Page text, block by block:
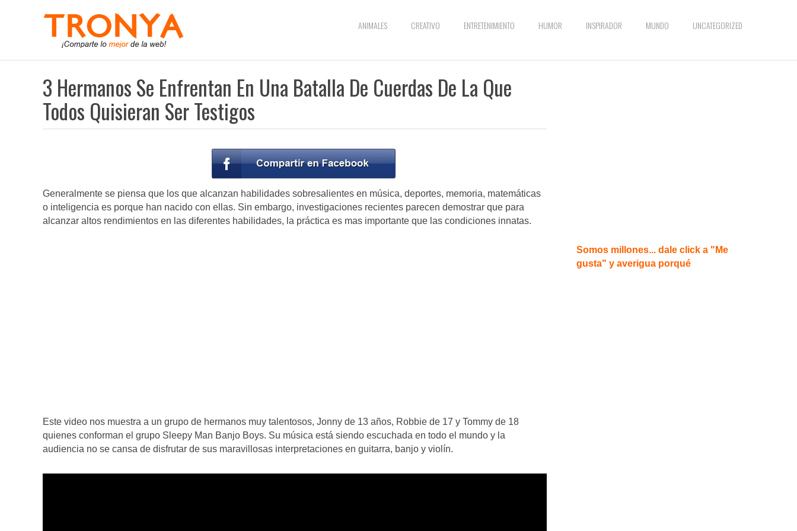
ANIMALES CREATIVO ENTRETENIMIENTO HUMOR INSPIRADOR MUNDO UNCATEGORIZED
3 Hermanos Se Enfrentan En Una Batalla De Cuerdas De La Que
Todos Quisieran Ser Testigos
Generalmente se piensa que los que alcanzan habilidades sobresalientes en música, deportes, memoria, matemáticas
o inteligencia es porque han nacido con ellas. Sin embargo, investigaciones recientes parecen demostrar que para
alcanzar altos rendimientos en las diferentes habilidades, la práctica es mas importante que las condiciones innatas.
Este video nos muestra a un grupo de hermanos muy talentosos, Jonny de 13 años, Robbie de 17 y Tommy de 18
quienes conforman el grupo Sleepy Man Banjo Boys. Su música está siendo escuchada en todo el mundo y la
audiencia no se cansa de disfrutar de sus maravillosas interpretaciones en guitarra, banjo y violín.
Somos millones... dale click a "Me
gusta" y averigua porqué